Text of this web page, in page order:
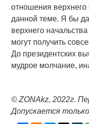
отношения верхнего
данной теме. Я бы
верхнего
могут получить
До президентских
мудрое молчание,
© ZONAkz, 2022г.
Допускается